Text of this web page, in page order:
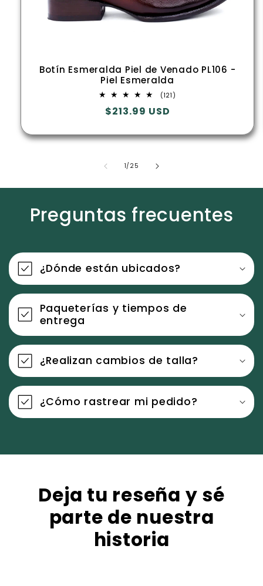
Botín Esmeralda Piel de Venado PL106 -
Piel Esmeralda
(121)
Precio
$213.99 USD
1/ de
25
Preguntas frecuentes
¿Dónde están ubicados?
Paqueterías y tiempos de
entrega
¿Realizan cambios de talla?
¿Cómo rastrear mi pedido?
Deja tu reseña y sé
parte de nuestra
historia